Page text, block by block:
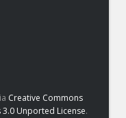
Creative Commons
Unported License.